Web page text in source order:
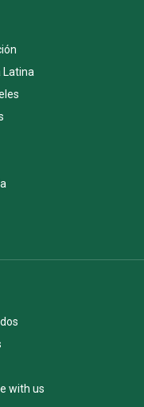
Latina
with us